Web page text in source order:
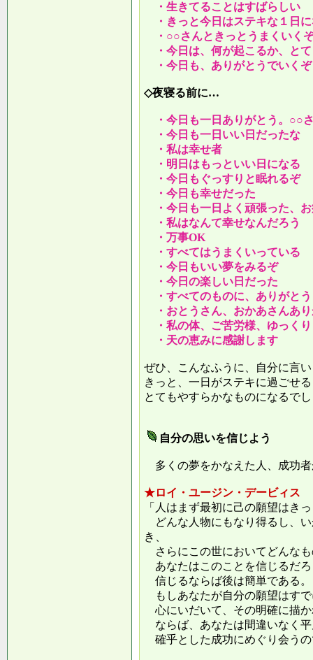
・生きてることはすばらしい
・きっと今日はステキな１日
・○○さんときっとうまくいく
・今日は、何が起こるか、と
・今日も、ありがとうでいくぞ
◇夜寝る前に…
・今日も一日ありがとう。○○
・今日も一日いい日だったな
・私は幸せ者
・明日はもっといい日になる
・今日もぐっすりと眠れるぞ
・今日も幸せだった
・今日も一日よく頑張った、
・私はなんて幸せなんだろう
・万事OK
・すべてはうまくいっている
・今日もいい夢をみるぞ
・今日の楽しい日だった
・すべてのものに、ありがとう
・おとうさん、おかあさんあ
・私の体、ご苦労様、ゆっく
・天の恵みに感謝します
ぜひ、こんなふうに、自分に言
きっと、一日がステキに過ごせ
とてもやすらかなものになるで
自分の思いを信じよう
多くの夢をかなえた人、成功
★ロイ・ユージン・デービィス
「人はまず最初に己の願望はき
どんな人物にもなり得るし、
き、
さらにこの世においてどんな
あなたはこのことを信じるだ
信じるならば後は簡単である。
もしあなたが自分の願望はす
心にいだいて、その明確に描
ならば、あなたは間違いなく
確乎とした成功にめぐり会う